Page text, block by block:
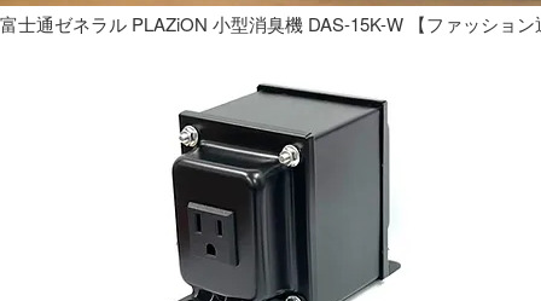
富士通ゼネラル PLAZiON 小型消臭機 DAS-15K-W 【ファッション